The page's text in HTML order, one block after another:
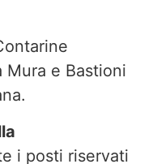
Mura e Bastioni
i posti riservati